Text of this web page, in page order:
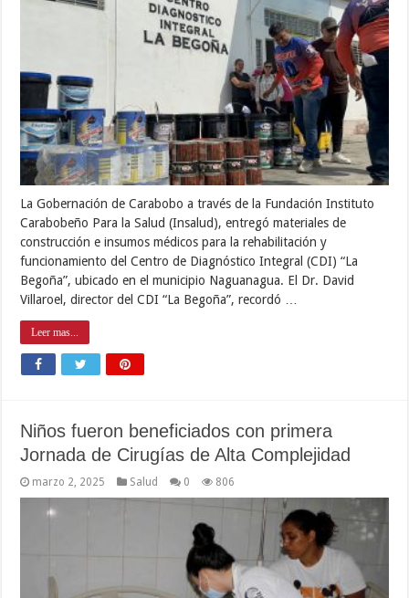
La Gobernación de Carabobo a través de la Fundación Instituto
Carabobeño Para la Salud (Insalud), entregó materiales de
construcción e insumos médicos para la rehabilitación y
funcionamiento del Centro de Diagnóstico Integral (CDI) “La
Begoña”, ubicado en el municipio Naguanagua. El Dr. David
Villaroel, director del CDI “La Begoña”, recordó …
Leer mas...
Niños fueron beneficiados con primera
Jornada de Cirugías de Alta Complejidad
marzo 2, 2025 Salud 0 806